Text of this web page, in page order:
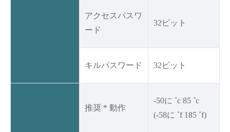
アクセスパスワ
ード
32ビット
キルパスワード 32ビット
推奨 * 動作
-50に ˚c 85 ˚c
(-58に ˚f 185 ˚f)